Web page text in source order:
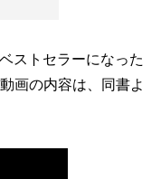
ストセラーになった
画の内容は、同書よ